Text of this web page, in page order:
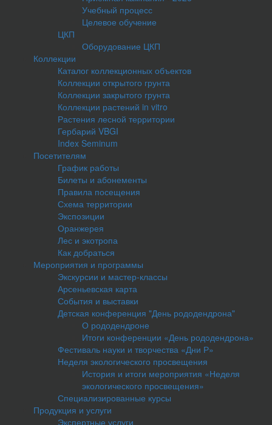
Учебный процесс
Целевое обучение
ЦКП
Оборудование ЦКП
Коллекции
Каталог коллекционных объектов
Коллекции открытого грунта
Коллекции закрытого грунта
Коллекции растений in vitro
Растения лесной территории
Гербарий VBGI
Index Seminum
Посетителям
График работы
Билеты и абонементы
Правила посещения
Схема территории
Экспозиции
Оранжерея
Лес и экотропа
Как добраться
Мероприятия и программы
Экскурсии и мастер-классы
Арсеньевская карта
События и выставки
Детская конференция "День рододендрона"
О рододендроне
Итоги конференции «День рододендрона»
Фестиваль науки и творчества «Дни Р»
Неделя экологического просвещения
История и итоги мероприятия «Неделя
экологического просвещения»
Специализированные курсы
Продукция и услуги
Экспертные услуги